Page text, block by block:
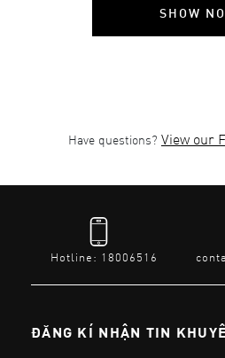
SHOW
Have questions? View our
Hotline: 18006516
ĐĂNG KÍ NHẬN TIN